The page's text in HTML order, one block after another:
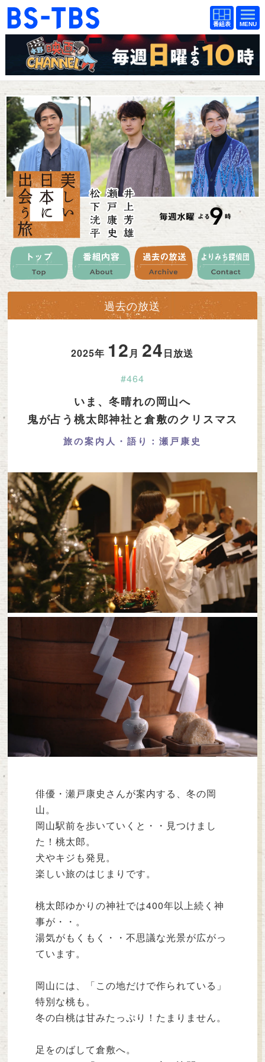
BS-TBS
番組
表
BS-TBS
番組
表
ドラマ 映画
紀行 報道
教養 スポーツ
音楽 エンタメ
アニメ ファンクラブ
検索
視聴方法 4K放送
イベント ショッピング
公式SNS プレゼント
ご意見・ご感想 会社情報
過去の放送
2025年 12月 24日放送
#464
いま、冬晴れの岡山へ
鬼が占う桃太郎神社と倉敷のクリスマス
旅の案内人・語り：瀬戸康史
俳優・瀬戸康史さんが案内する、冬の岡
山。
岡山駅前を歩いていくと・・見つけまし
た！桃太郎。
犬やキジも発見。
楽しい旅のはじまりです。
桃太郎ゆかりの神社では400年以上続く神
事が・・。
湯気がもくもく・・不思議な光景が広がっ
ています。
岡山には、「この地だけで作られている」
特別な桃も。
冬の白桃は甘みたっぷり！たまりません。
足をのばして倉敷へ。